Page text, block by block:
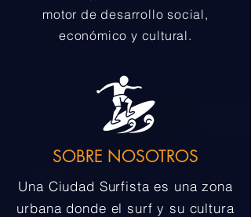
motor de desarrollo social,
económico y cultural.
SOBRE NOSOTROS
Una Ciudad Surfista es una zona
urbana donde el surf y su cultura